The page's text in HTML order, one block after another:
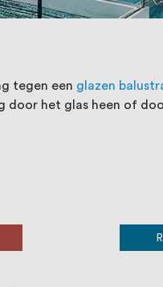
tegen een glazen
het glas heen of